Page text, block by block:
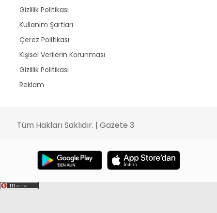
Gizlilik Politikası
Kullanım Şartları
Çerez Politikası
Kişisel Verilerin Korunması
Gizlilik Politikası
Reklam
Tüm Hakları Saklıdır. | Gazete 3